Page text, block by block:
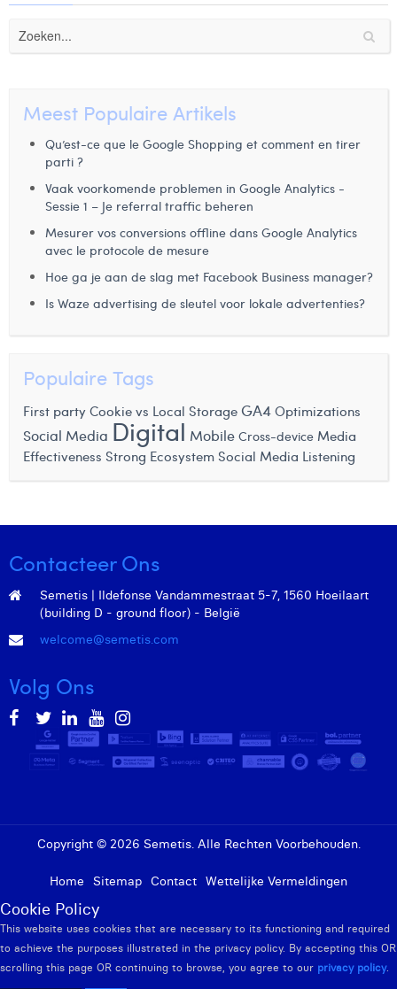
Thomas Riis
Victor Hayot
William Rezette
Yaël Vanhoe
Meest Populaire Artikels
Qu’est-ce que le Google Shopping et comment en tirer
parti ?
Vaak voorkomende problemen in Google Analytics -
Sessie 1 – Je referral traffic beheren
Mesurer vos conversions offline dans Google Analytics
avec le protocole de mesure
Hoe ga je aan de slag met Facebook Business manager?
Is Waze advertising de sleutel voor lokale advertenties?
Populaire Tags
First party Cookie vs Local Storage GA4 Optimizations
Social Media Digital Mobile Cross-device Media
Effectiveness Strong Ecosystem Social Media Listening
Contacteer Ons
Semetis | Ildefonse Vandammestraat 5-7, 1560 Hoeilaart
(building D - ground floor) - België
welcome@semetis.com
Volg Ons
Copyright © 2026 Semetis. Alle Rechten Voorbehouden.
Home Sitemap Contact Wettelijke Vermeldingen
Cookie Policy
This website uses cookies that are necessary to its functioning and required
to achieve the purposes illustrated in the privacy policy. By accepting this OR
scrolling this page OR continuing to browse, you agree to our privacy policy.